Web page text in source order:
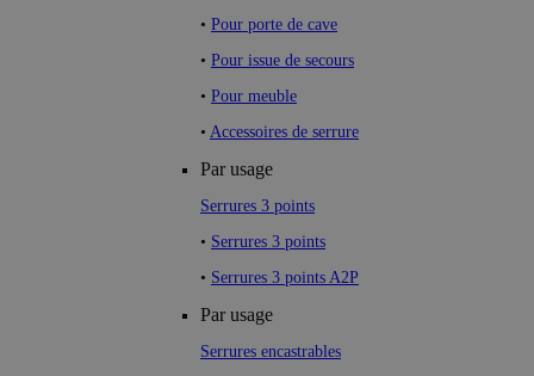
• Pour porte de cave
• Pour issue de secours
• Pour meuble
• Accessoires de serrure
Par usage
Serrures 3 points
• Serrures 3 points
• Serrures 3 points A2P
Par usage
Serrures encastrables